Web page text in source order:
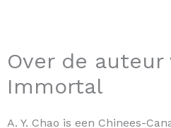
Over de auteur
Immortal
A. Y. Chao is een Chinees-